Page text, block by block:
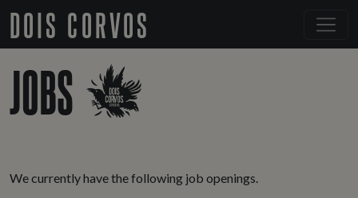
DOIS CORVOS
JOBS
We currently have the following job openings.